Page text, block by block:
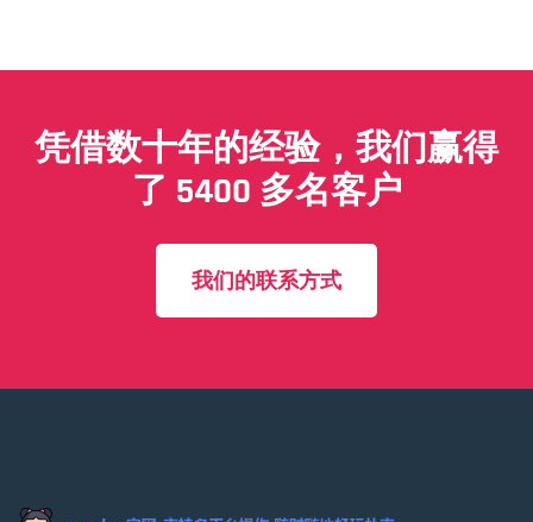
凭借数十年的经验，我们赢得
了 5400 多名客户
我们的联系方式